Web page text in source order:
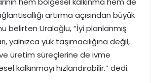
artırma açısından büyük
belirten Uraloğlu, “İyi planlanmış
yalnızca yük taşımacılığına değil,
üretim süreçlerine de ivme
kalkınmayı hızlandırabilir.” dedi.